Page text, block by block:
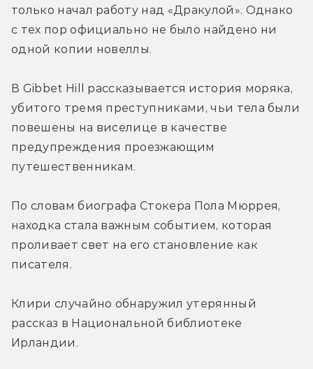
только начал работу над «Дракулой». Однако
с тех пор официально не было найдено ни
одной копии новеллы.
В Gibbet Hill рассказывается история моряка,
убитого тремя преступниками, чьи тела были
повешены на виселице в качестве
предупреждения проезжающим
путешественникам.
По словам биографа Стокера Пола Мюррея,
находка стала важным событием, которая
проливает свет на его становление как
писателя.
Клири случайно обнаружил утерянный
рассказ в Национальной библиотеке
Ирландии.